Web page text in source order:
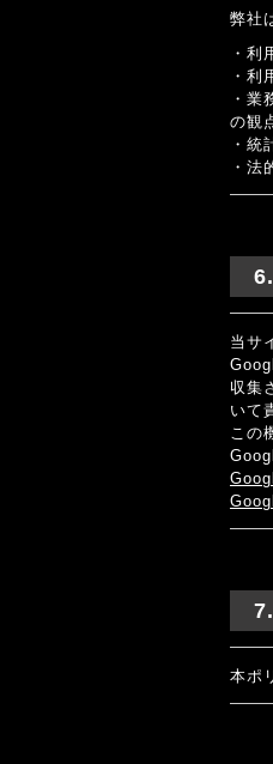
弊社
・利
・利
・業
の観
・統
・法
当サ
収集
いて
この
本ポ